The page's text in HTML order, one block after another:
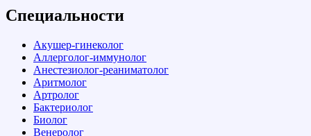
Специальности
Акушер-гинеколог
Аллерголог-иммунолог
Анестезиолог-реаниматолог
Аритмолог
Артролог
Бактериолог
Биолог
Венеролог